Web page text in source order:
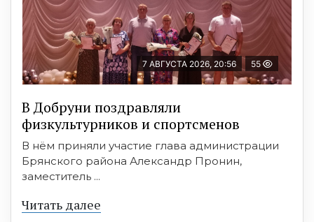
7 АВГУСТА 2026, 20:56 55
В Добруни поздравляли
физкультурников и спортсменов
В нём приняли участие глава администрации
Брянского района Александр Пронин,
заместитель ...
Читать далее